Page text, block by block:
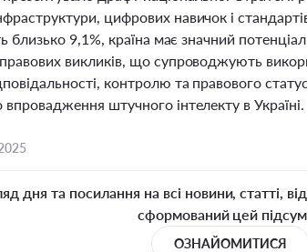
цифрових навичок і
близько 9,1%, країна має значний
викликів, що супроводжують
контролю та правового
штучного інтелекту в Україні.
дня та посилання на всі новини, статті,
сформований цей
ОЗНАЙОМИТИСЯ